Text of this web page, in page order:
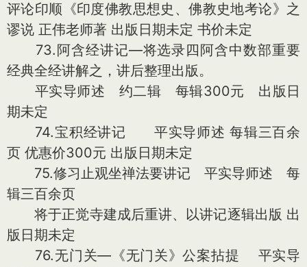
评论印顺《印度佛教思想史、佛教史地考论》之
谬说 正伟老师著 出版日期未定 书价未定
73.阿含经讲记—将选录四阿含中数部重要
经典全经讲解之，讲后整理出版。
平实导师述 约二辑 每辑300元 出版日
期未定
74.宝积经讲记 平实导师述 每辑三百余
页 优惠价300元 出版日期未定
75.修习止观坐禅法要讲记 平实导师述 每
辑三百余页
将于正觉寺建成后重讲、以讲记逐辑出版 出
版日期未定
76.无门关—《无门关》公案拈提 平实导